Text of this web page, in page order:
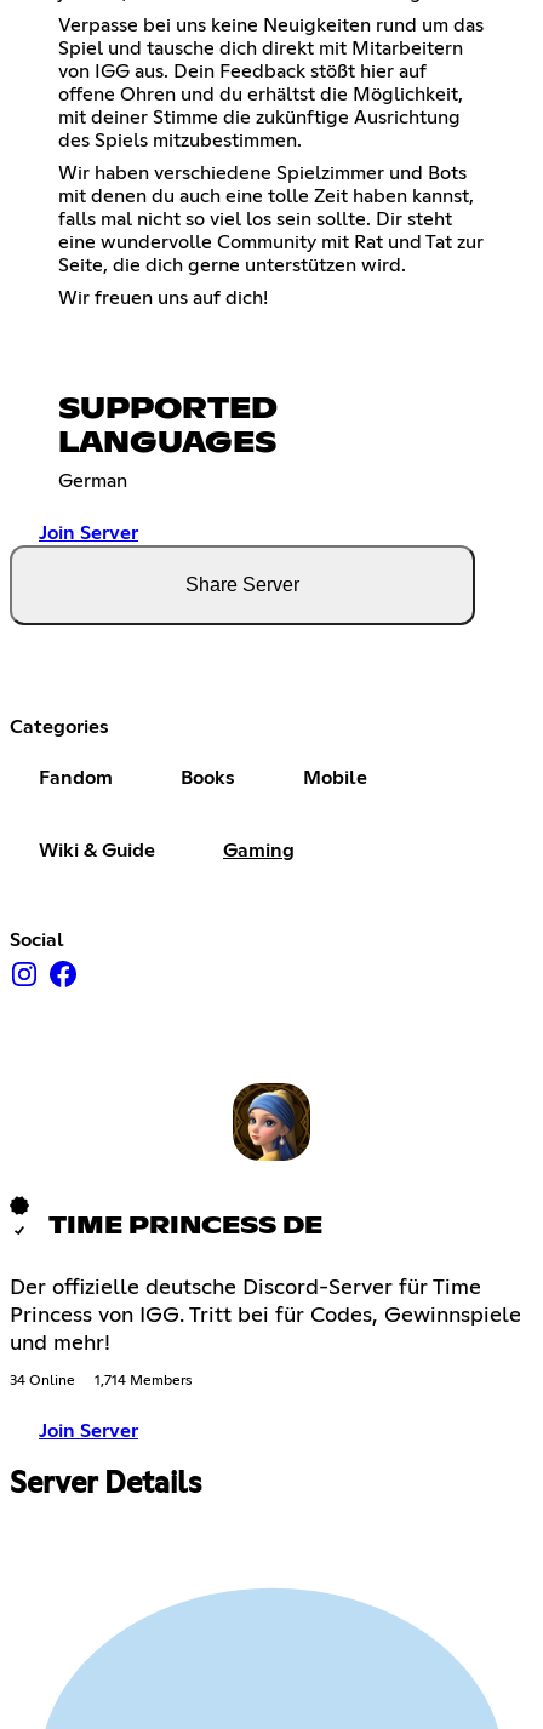
Verpasse bei uns keine Neuigkeiten rund um das
Spiel und tausche dich direkt mit Mitarbeitern
von IGG aus. Dein Feedback stößt hier auf
offene Ohren und du erhältst die Möglichkeit,
mit deiner Stimme die zukünftige Ausrichtung
des Spiels mitzubestimmen.
Wir haben verschiedene Spielzimmer und Bots
mit denen du auch eine tolle Zeit haben kannst,
falls mal nicht so viel los sein sollte. Dir steht
eine wundervolle Community mit Rat und Tat zur
Seite, die dich gerne unterstützen wird.
Wir freuen uns auf dich!
SUPPORTED
LANGUAGES
German
Join Server
Share Server
Categories
Fandom Books Mobile
Wiki & Guide Gaming
Social
TIME PRINCESS DE
Der offizielle deutsche Discord-Server für Time
Princess von IGG. Tritt bei für Codes, Gewinnspiele
und mehr!
34 Online 1,714 Members
Join Server
Server Details